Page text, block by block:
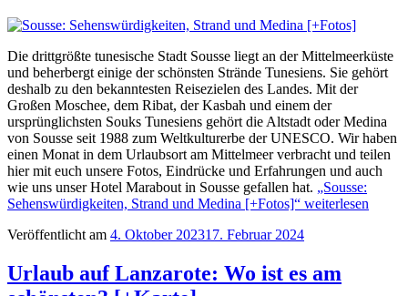
Die drittgrößte tunesische Stadt Sousse liegt an der Mittelmeerküste
und beherbergt einige der schönsten Strände Tunesiens. Sie gehört
deshalb zu den bekanntesten Reisezielen des Landes. Mit der
Großen Moschee, dem Ribat, der Kasbah und einem der
ursprünglichsten Souks Tunesiens gehört die Altstadt oder Medina
von Sousse seit 1988 zum Weltkulturerbe der UNESCO. Wir haben
einen Monat in dem Urlaubsort am Mittelmeer verbracht und teilen
hier mit euch unsere Fotos, Eindrücke und Erfahrungen und auch
wie uns unser Hotel Marabout in Sousse gefallen hat. „Sousse:
Sehenswürdigkeiten, Strand und Medina [+Fotos]“ weiterlesen
Veröffentlicht am 4. Oktober 202317. Februar 2024
Urlaub auf Lanzarote: Wo ist es am